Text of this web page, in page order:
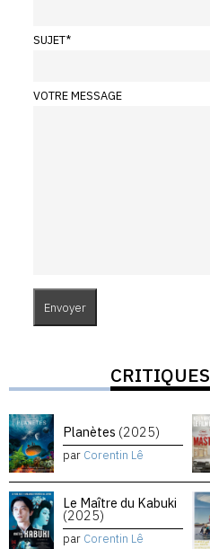
SUJET*
VOTRE MESSAGE
CRITIQUES
Planètes (2025)
par Corentin Lê
Le Maître du Kabuki
(2025)
par Corentin Lê